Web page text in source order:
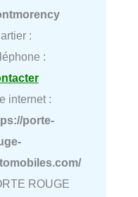
:
:
internet :
porte-
ROUGE